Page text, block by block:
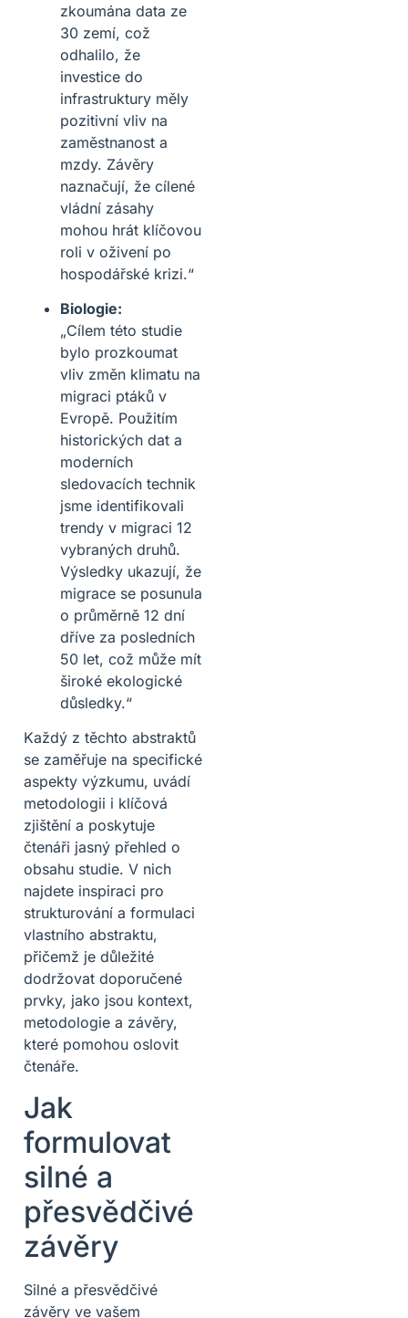
zkoumána data ze
30 zemí, což
odhalilo, že
investice do
infrastruktury měly
pozitivní vliv na
zaměstnanost a
mzdy. Závěry
naznačují, že cílené
vládní zásahy
mohou hrát klíčovou
roli v oživení po
hospodářské krizi.“
Biologie:
„Cílem této studie
bylo prozkoumat
vliv změn klimatu na
migraci ptáků v
Evropě. Použitím
historických dat a
moderních
sledovacích technik
jsme identifikovali
trendy v migraci 12
vybraných druhů.
Výsledky ukazují, že
migrace se posunula
o průměrně 12 dní
dříve za posledních
50 let, což může mít
široké ekologické
důsledky.“
Každý z těchto abstraktů
se zaměřuje na specifické
aspekty výzkumu, uvádí
metodologii i klíčová
zjištění a poskytuje
čtenáři jasný přehled o
obsahu studie. V nich
najdete inspiraci pro
strukturování a formulaci
vlastního abstraktu,
přičemž je důležité
dodržovat doporučené
prvky, jako jsou kontext,
metodologie a závěry,
které pomohou oslovit
čtenáře.
Jak
formulovat
silné a
přesvědčivé
závěry
Silné a přesvědčivé
závěry ve vašem